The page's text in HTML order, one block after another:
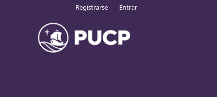
Registrarse Entrar